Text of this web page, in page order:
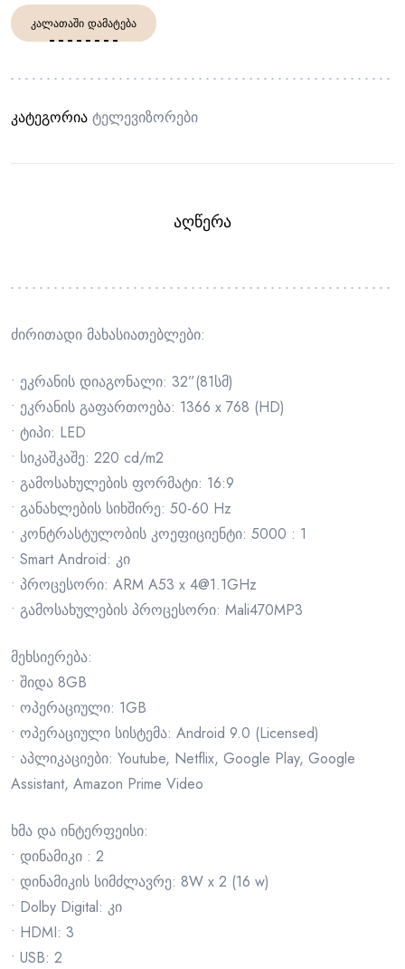
ᲙᲐᲚᲐᲗᲐᲨᲘ ᲓᲐᲛᲐᲢᲔᲑᲐ
კატეგორია Ტელევიზორები
ᲐᲦᲬᲔᲠᲐ
ძირითადი მახასიათებლები:
• ეკრანის დიაგონალი: 32”(81სმ)
• ეკრანის გაფართოება: 1366 x 768 (HD)
• ტიპი: LED
• სიკაშკაშე: 220 cd/m2
• გამოსახულების ფორმატი: 16:9
• განახლების სიხშირე: 50-60 Hz
• კონტრასტულობის კოეფიციენტი: 5000 : 1
• Smart Android: კი
• პროცესორი: ARM A53 x 4@1.1GHz
• გამოსახულების პროცესორი: Mali470MP3
მეხსიერება:
• შიდა 8GB
• ოპერაციული: 1GB
• ოპერაციული სისტემა: Android 9.0 (Licensed)
• აპლიკაციები: Youtube, Netflix, Google Play, Google
Assistant, Amazon Prime Video
ხმა და ინტერფეისი:
• დინამიკი : 2
• დინამიკის სიმძლავრე: 8W x 2 (16 w)
• Dolby Digital: კი
• HDMI: 3
• USB: 2